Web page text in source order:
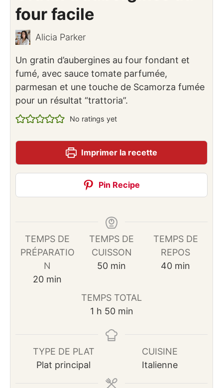
four facile
Alicia Parker
Un gratin d’aubergines au four fondant et
fumé, avec sauce tomate parfumée,
parmesan et une touche de Scamorza fumée
pour un résultat “trattoria”.
No ratings yet
Imprimer la recette
Pin Recipe
TEMPS DE
PRÉPARATIO
N
20minutes
min
TEMPS DE
CUISSON
50minutes
min
TEMPS DE
REPOS
40minutes
min
TEMPS TOTAL
1 heure
h 50minutes
min
TYPE DE PLAT
Plat principal
CUISINE
Italienne